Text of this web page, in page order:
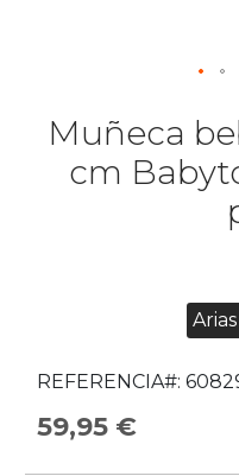
Muñeca
cm
Arias
REFERENCIA#:
59,95 €